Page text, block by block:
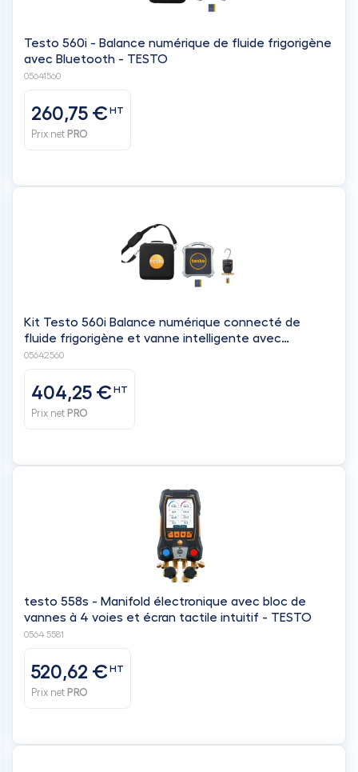
Testo 560i - Balance numérique de fluide frigorigène
avec Bluetooth - TESTO
05641560
260,75 €HT
Prix net PRO
Kit Testo 560i Balance numérique connecté de
fluide frigorigène et vanne intelligente avec
Bluetooth - TESTO
05642560
404,25 €HT
Prix net PRO
testo 558s - Manifold électronique avec bloc de
vannes à 4 voies et écran tactile intuitif - TESTO
0564 5581
520,62 €HT
Prix net PRO